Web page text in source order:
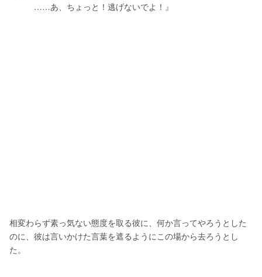
……あ、ちょっと！逃げないでよ！』
相変わらず素っ気ない態度を取る彼に、何か言ってやろうとした
のに、彼は言いかけた言葉を遮るようにこの場から去ろうとし
た。